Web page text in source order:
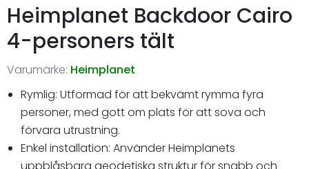
Heimplanet Backdoor Cairo
4-personers tält
Varumärke: Heimplanet
Rymlig: Utformad för att bekvämt rymma fyra
personer, med gott om plats för att sova och
förvara utrustning.
Enkel installation: Använder Heimplanets
uppblåsbara geodetiska struktur för snabb och